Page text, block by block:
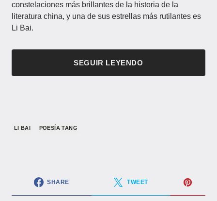
constelaciones más brillantes de la historia de la
literatura china, y una de sus estrellas más rutilantes es
Li Bai.
SEGUIR LEYENDO
LI BAI POESÍA TANG
SHARE TWEET